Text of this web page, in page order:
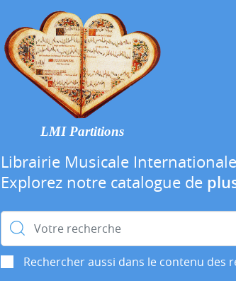
LMI Partitions
Librairie Musicale
Explorez notre catalogue de
Rechercher :
Rechercher aussi dans le contenu des